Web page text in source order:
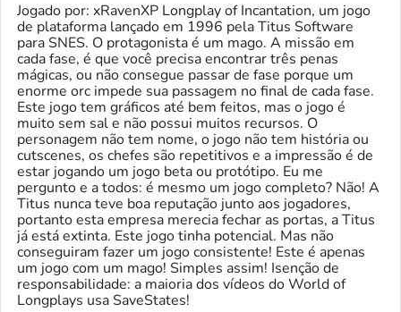
Jogado por: xRavenXP Longplay of Incantation, um jogo
de plataforma lançado em 1996 pela Titus Software
para SNES. O protagonista é um mago. A missão em
cada fase, é que você precisa encontrar três penas
mágicas, ou não consegue passar de fase porque um
enorme orc impede sua passagem no final de cada fase.
Este jogo tem gráficos até bem feitos, mas o jogo é
muito sem sal e não possui muitos recursos. O
personagem não tem nome, o jogo não tem história ou
cutscenes, os chefes são repetitivos e a impressão é de
estar jogando um jogo beta ou protótipo. Eu me
pergunto e a todos: é mesmo um jogo completo? Não! A
Titus nunca teve boa reputação junto aos jogadores,
portanto esta empresa merecia fechar as portas, a Titus
já está extinta. Este jogo tinha potencial. Mas não
conseguiram fazer um jogo consistente! Este é apenas
um jogo com um mago! Simples assim! Isenção de
responsabilidade: a maioria dos vídeos do World of
Longplays usa SaveStates!